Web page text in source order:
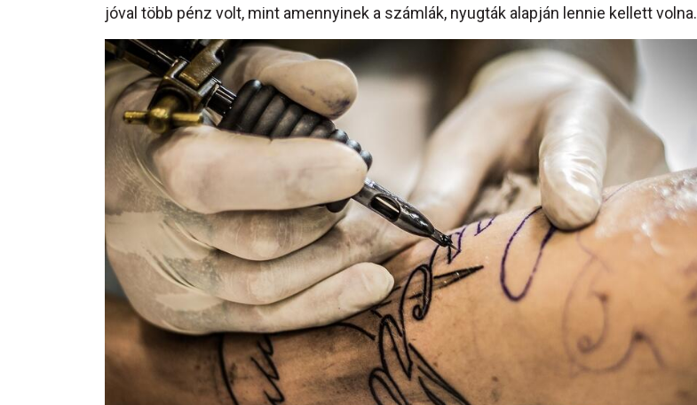
jóval több pénz volt, mint amennyinek a számlák, nyugták alapján lennie kellett volna.